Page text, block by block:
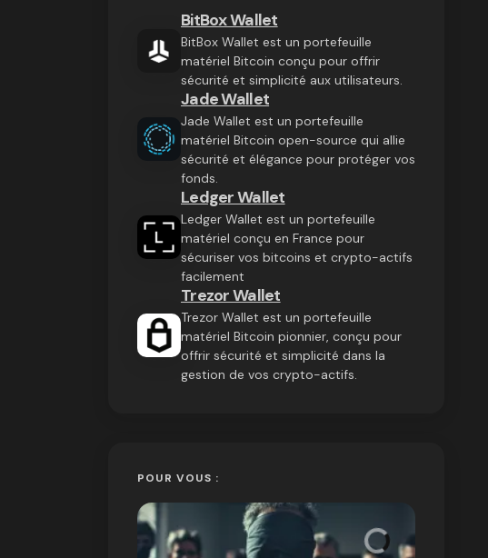
BitBox Wallet
BitBox Wallet est un portefeuille
matériel Bitcoin conçu pour offrir
sécurité et simplicité aux utilisateurs.
Jade Wallet
Jade Wallet est un portefeuille
matériel Bitcoin open-source qui allie
sécurité et élégance pour protéger vos
fonds.
Ledger Wallet
Ledger Wallet est un portefeuille
matériel conçu en France pour
sécuriser vos bitcoins et crypto-actifs
facilement
Trezor Wallet
Trezor Wallet est un portefeuille
matériel Bitcoin pionnier, conçu pour
offrir sécurité et simplicité dans la
gestion de vos crypto-actifs.
POUR VOUS :